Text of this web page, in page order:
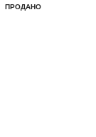
ПРОДАНО